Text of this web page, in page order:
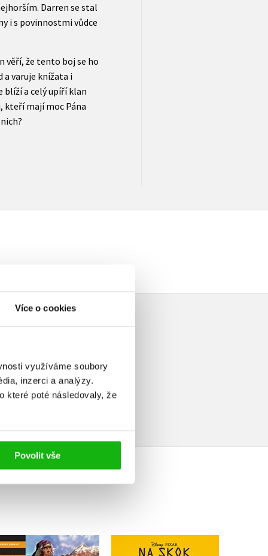
Více o cookies
využíváme soubory
inzerci a analýzy.
které poté následovaly, že
Povolit vše
Darren se stal
i s povinnostmi vůdce
věří, že tento boj se ho
a varuje knížata i
blíží a celý upíří klan
kteří mají moc Pána